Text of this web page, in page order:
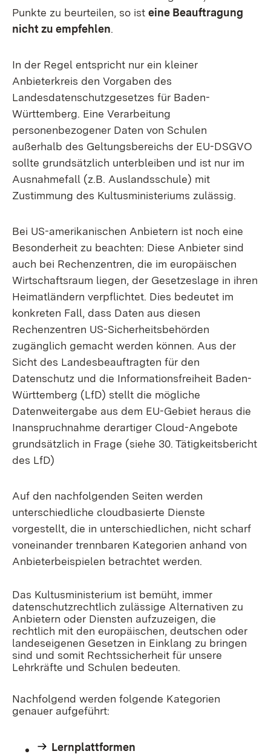
Punkte zu beurteilen, so ist eine Beauftragung
nicht zu empfehlen.
In der Regel entspricht nur ein kleiner
Anbieterkreis den Vorgaben des
Landesdatenschutzgesetzes für Baden-
Württemberg. Eine Verarbeitung
personenbezogener Daten von Schulen
außerhalb des Geltungsbereichs der EU-DSGVO
sollte grundsätzlich unterbleiben und ist nur im
Ausnahmefall (z.B. Auslandsschule) mit
Zustimmung des Kultusministeriums zulässig.
Bei US-amerikanischen Anbietern ist noch eine
Besonderheit zu beachten: Diese Anbieter sind
auch bei Rechenzentren, die im europäischen
Wirtschaftsraum liegen, der Gesetzeslage in ihren
Heimatländern verpflichtet. Dies bedeutet im
konkreten Fall, dass Daten aus diesen
Rechenzentren US-Sicherheitsbehörden
zugänglich gemacht werden können. Aus der
Sicht des Landesbeauftragten für den
Datenschutz und die Informationsfreiheit Baden-
Württemberg (LfD) stellt die mögliche
Datenweitergabe aus dem EU-Gebiet heraus die
Inanspruchnahme derartiger Cloud-Angebote
grundsätzlich in Frage (siehe 30. Tätigkeitsbericht
des LfD)
Auf den nachfolgenden Seiten werden
unterschiedliche cloudbasierte Dienste
vorgestellt, die in unterschiedlichen, nicht scharf
voneinander trennbaren Kategorien anhand von
Anbieterbeispielen betrachtet werden.
Das Kultusministerium ist bemüht, immer
datenschutzrechtlich zulässige Alternativen zu
Anbietern oder Diensten aufzuzeigen, die
rechtlich mit den europäischen, deutschen oder
landeseigenen Gesetzen in Einklang zu bringen
sind und somit Rechtssicherheit für unsere
Lehrkräfte und Schulen bedeuten.
Nachfolgend werden folgende Kategorien
genauer aufgeführt:
Lernplattformen